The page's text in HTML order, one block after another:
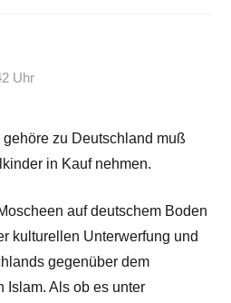
Uhr
zu Deutschland muß
in Kauf nehmen.
auf deutschem Boden
kulturellen Unterwerfung und
gegenüber dem
Islam. Als ob es unter